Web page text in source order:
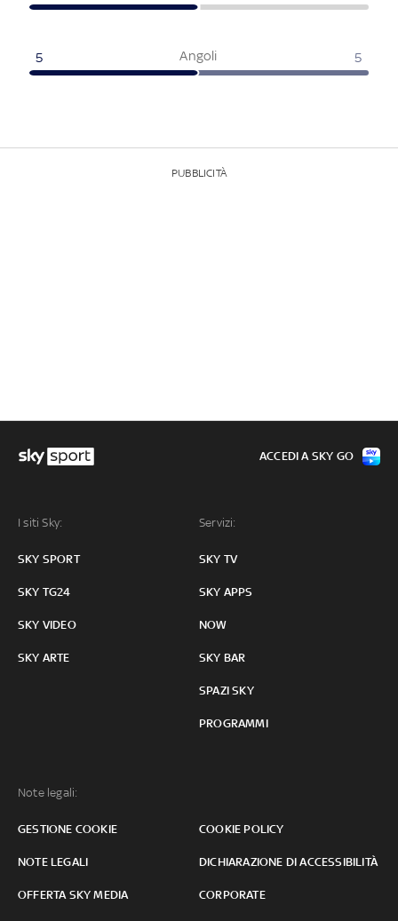
Angoli
5 5
PUBBLICITÀ
I siti Sky:
SKY SPORT
SKY TG24
SKY VIDEO
SKY ARTE
Servizi:
SKY TV
SKY APPS
NOW
SKY BAR
SPAZI SKY
PROGRAMMI
Note legali:
GESTIONE COOKIE COOKIE POLICY
NOTE LEGALI DICHIARAZIONE DI ACCESSIBILITÀ
OFFERTA SKY MEDIA CORPORATE
ACCEDI A SKY GO